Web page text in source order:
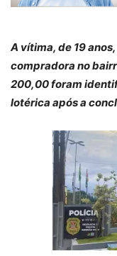
A vítima, de 19
compradora no
200,00 foram
lotérica após a